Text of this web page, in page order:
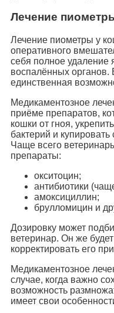
Лечение
Лечение пиометры у
оперативного
себя полное удаление
воспалённых органов.
единственная
Медикаментозное
приёме препаратов,
кошки от гноя,
бактерий и
Чаще всего
препараты:
окситоцин;
антибиотики
амоксициллин;
брулломицин и
Дозировку может
ветеринар. Он же
корректировать его
Медикаментозное
случае, когда важно
возможность
имеет свои